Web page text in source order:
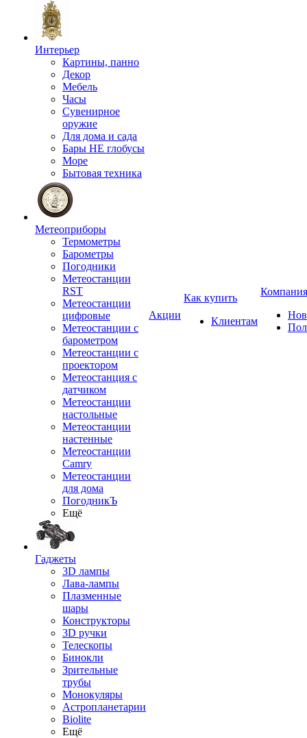
Интерьер
Картины, панно
Декор
Мебель
Часы
Сувенирное
оружие
Для дома и сада
Бары НЕ глобусы
Море
Бытовая техника
Метеоприборы
Термометры
Барометры
Погодники
Метеостанции
RST
Метеостанции
цифровые
Метеостанции с
барометром
Метеостанции с
проектором
Метеостанция с
датчиком
Метеостанции
настольные
Метеостанции
настенные
Метеостанции
Camry
Метеостанции
для дома
ПогодникЪ
Ещё
Гаджеты
3D лампы
Лава-лампы
Плазменные
шары
Конструкторы
3D ручки
Телескопы
Бинокли
Зрительные
трубы
Монокуляры
Астропланетарии
Biolite
Ещё
Акции
Как купить
Клиентам
Компания